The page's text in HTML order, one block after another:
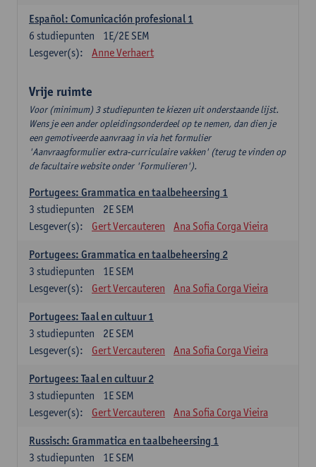
Español: Comunicación profesional 1
1E/2E SEM
6 studiepunten
Lesgever(s):
Anne Verhaert
Vrije ruimte
Voor (minimum) 3 studiepunten te kiezen uit onderstaande lijst.
Wens je een ander opleidingsonderdeel op te nemen, dan dien je
een gemotiveerde aanvraag in via het formulier
'Aanvraagformulier extra-curriculaire vakken' (terug te vinden op
de facultaire website onder 'Formulieren').
Portugees: Grammatica en taalbeheersing 1
2E SEM
3 studiepunten
Lesgever(s):
Gert Vercauteren Ana Sofia Corga Vieira
Portugees: Grammatica en taalbeheersing 2
1E SEM
3 studiepunten
Lesgever(s):
Gert Vercauteren Ana Sofia Corga Vieira
Portugees: Taal en cultuur 1
2E SEM
3 studiepunten
Lesgever(s):
Gert Vercauteren Ana Sofia Corga Vieira
Portugees: Taal en cultuur 2
1E SEM
3 studiepunten
Lesgever(s):
Gert Vercauteren Ana Sofia Corga Vieira
Russisch: Grammatica en taalbeheersing 1
1E SEM
3 studiepunten